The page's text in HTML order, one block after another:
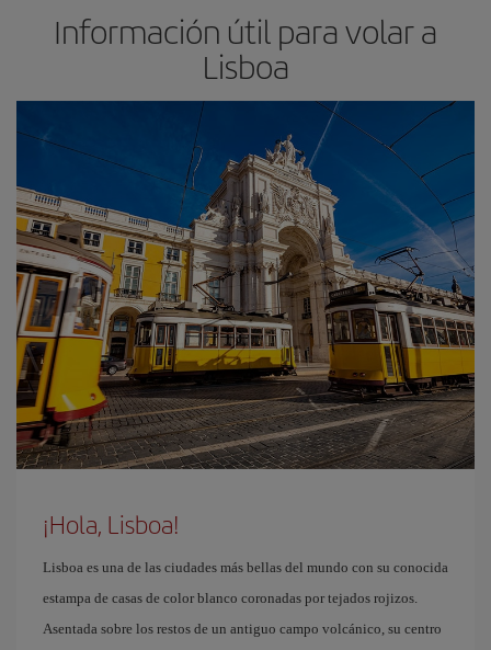
Información útil para volar a
Lisboa
¡Hola, Lisboa!
Lisboa es una de las ciudades más bellas del mundo con su conocida
estampa de casas de color blanco coronadas por tejados rojizos.
Asentada sobre los restos de un antiguo campo volcánico, su centro